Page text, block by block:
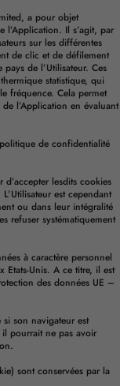
a pour objet
l’Application. Il s’agit, par
sur les différentes
de clic et de défilement
de l’Utilisateur. Ces
statistique, qui
fréquence. Cela permet
l’Application en évaluant
politique de confidentialité
d’accepter lesdits cookies
est cependant
ou dans leur intégralité
refuser systématiquement
à caractère personnel
Etats-Unis. A ce titre, il est
des données UE –
si son navigateur est
pourrait ne pas avoir
sont conservées par la